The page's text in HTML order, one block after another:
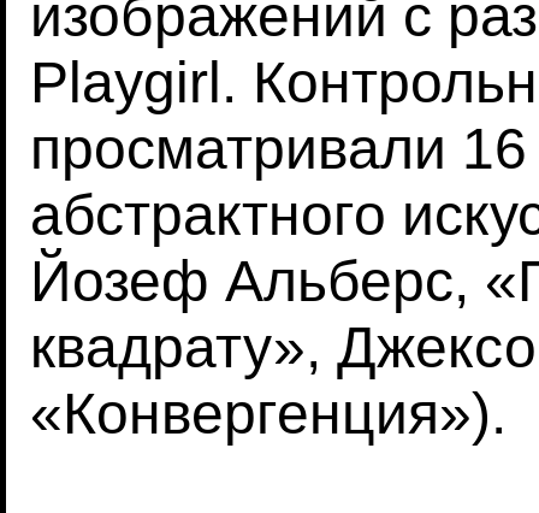
изображений с
Playgirl.
просматривали
абстрактного
Йозеф Альберс,
квадрату»,
«Конвергенция»).